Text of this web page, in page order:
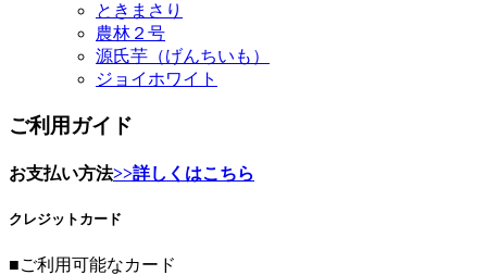
ときまさり
農林２号
源氏芋（げんちいも）
ジョイホワイト
ご利用ガイド
お支払い方法>>詳しくはこちら
クレジットカード
■ご利用可能なカード